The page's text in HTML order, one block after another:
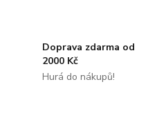
Doprava zdarma od
2000 Kč
Hurá do nákupů!